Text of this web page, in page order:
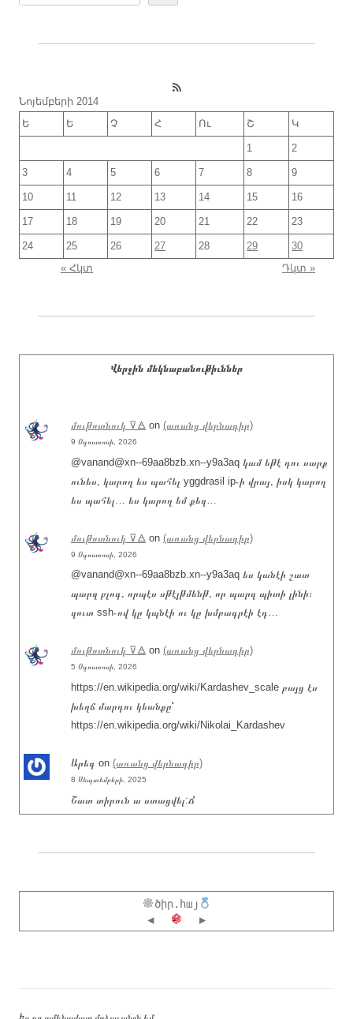
RSS Feed
Նոյեմբերի 2014
Ե
Ե Չ Հ Ու Շ Կ
1 2
3 4 5 6 7 8 9
10 11 12 13 14 15 16
17 18 19 20 21 22 23
24 25 26 27 28 29
30
« Հկտ
Դկտ »
Վերջին մեկնաբանութիւններ
մութոտնուկ ⊽🜁 on (առանց վերնագիր)
9 Օգոստոսի, 2026
@vanand@xn--69aa8bzb.xn--y9a3aq կամ եթէ դու սարք
ունես, կարող ես պահել yggdrasil ip֊ի վրայ, իսկ կարող
ես պահել… ես կարող եմ քեզ…
մութոտնուկ ⊽🜁 on (առանց վերնագիր)
9 Օգոստոսի, 2026
@vanand@xn--69aa8bzb.xn--y9a3aq ես կանէի շատ
պարզ բլոգ, որպէս սթէյթմենթ, որ պարզ պիտի լինի։
զուտ ssh֊ով կը կպնէի ու կը խմբագրէի էդ…
մութոտնուկ ⊽🜁 on (առանց վերնագիր)
5 Օգոստոսի, 2026
https://en.wikipedia.org/wiki/Kardashev_scale բայց էս
խեղճ մարդու կեանքը՝
https://en.wikipedia.org/wiki/Nikolai_Kardashev
Արեգ on (առանց վերնագիր)
8 Սեպտեմբերի, 2025
Շատ տիրուն ա ստացվել:Ճ
ծիր.հայ
◀
▶